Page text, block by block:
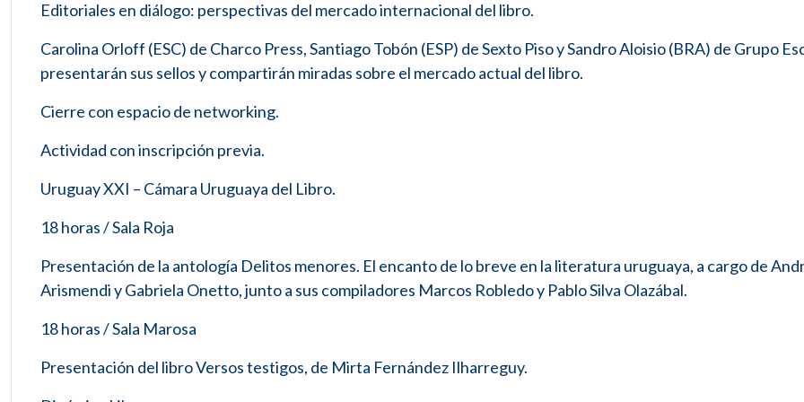
Editoriales en diálogo: perspectivas del mercado internacional del libro.
Carolina Orloff (ESC) de Charco Press, Santiago Tobón (ESP) de Sexto Piso y Sandro Aloisio (BRA) de Grupo
presentarán sus sellos y compartirán miradas sobre el mercado actual del libro.
Cierre con espacio de networking.
Actividad con inscripción previa.
Uruguay XXI – Cámara Uruguaya del Libro.
18 horas / Sala Roja
Presentación de la antología Delitos menores. El encanto de lo breve en la literatura uruguaya, a cargo de
Arismendi y Gabriela Onetto, junto a sus compiladores Marcos Robledo y Pablo Silva Olazábal.
18 horas / Sala Marosa
Presentación del libro Versos testigos, de Mirta Fernández Ilharreguy.